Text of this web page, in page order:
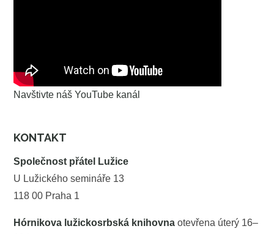
Navštivte náš YouTube kanál
KONTAKT
Společnost přátel Lužice
U Lužického semináře 13
118 00 Praha 1
Hórnikova lužickosrbská knihovna otevřena úterý 16–